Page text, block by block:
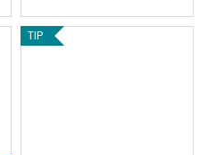
TIP